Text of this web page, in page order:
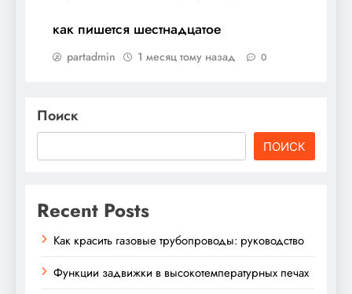
как пишется шестнадцатое
partadmin 1 месяц тому назад 0
Поиск
ПОИСК
Recent Posts
Как красить газовые трубопроводы: руководство
Функции задвижки в высокотемпературных печах